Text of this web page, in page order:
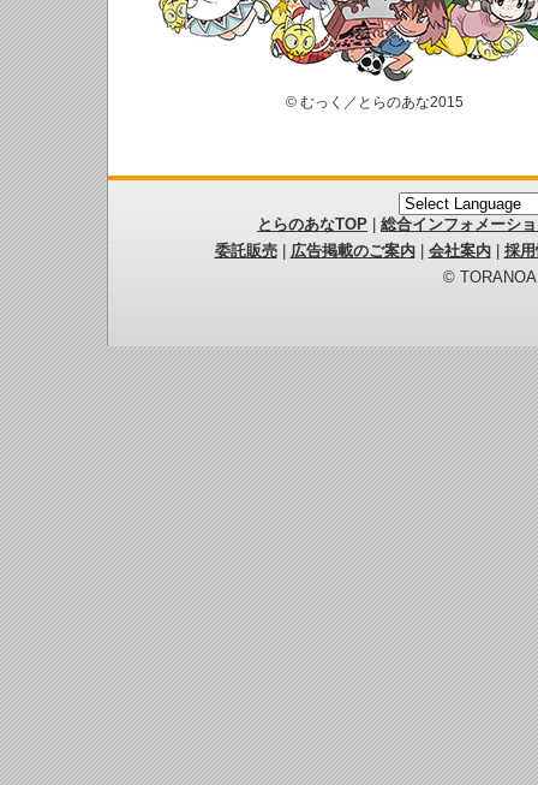
© むっく／とらのあな2015
とらのあなTOP
総合インフォメーシ
委託販売| 広告掲載のご案内| 会社案内| 採
©